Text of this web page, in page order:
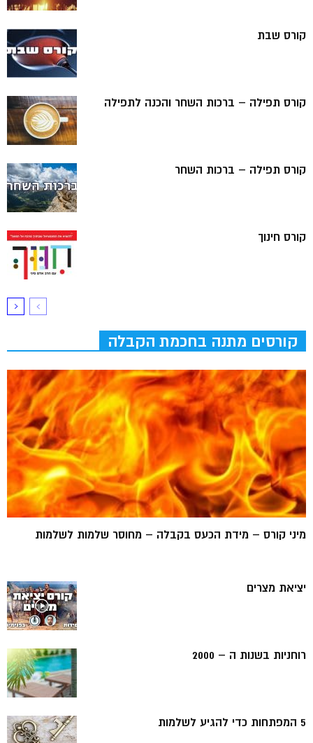
קורס שבת
קורס תפילה – ברכות השחר והכנה לתפילה
קורס תפילה – ברכות השחר
קורס חינוך
קורסים מתנה בחכמת הקבלה
מיני קורס – מידת הכעס בקבלה – מחוסר שלמות לשלמות
יציאת מצרים
רוחניות בשנות ה – 2000
5 המפתחות כדי להגיע לשלמות